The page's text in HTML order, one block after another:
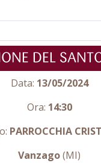
DEL
Data: 13/05/2024
Ora: 14:30
PARROCCHIA
Vanzago(MI)